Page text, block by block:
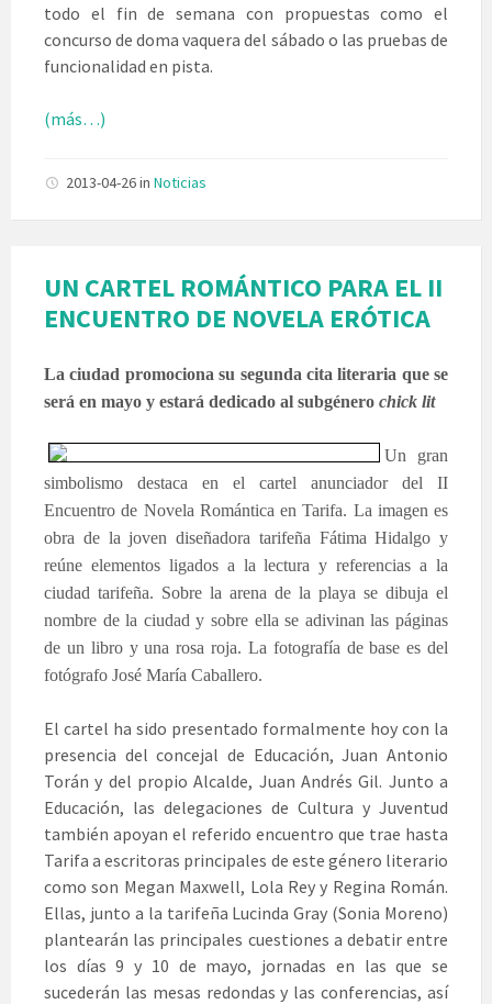
todo el fin de semana con propuestas como el
concurso de doma vaquera del sábado o las pruebas de
funcionalidad en pista.
(más…)
2013-04-26in Noticias
UN CARTEL ROMÁNTICO PARA EL II
ENCUENTRO DE NOVELA ERÓTICA
La ciudad promociona su segunda cita literaria que se
será en mayo y estará dedicado al subgénero chick lit
Un gran
simbolismo destaca en el cartel anunciador del II
Encuentro de Novela Romántica en Tarifa. La imagen es
obra de la joven diseñadora tarifeña Fátima Hidalgo y
reúne elementos ligados a la lectura y referencias a la
ciudad tarifeña. Sobre la arena de la playa se dibuja el
nombre de la ciudad y sobre ella se adivinan las páginas
de un libro y una rosa roja. La fotografía de base es del
fotógrafo José María Caballero.
El cartel ha sido presentado formalmente hoy con la
presencia del concejal de Educación, Juan Antonio
Torán y del propio Alcalde, Juan Andrés Gil. Junto a
Educación, las delegaciones de Cultura y Juventud
también apoyan el referido encuentro que trae hasta
Tarifa a escritoras principales de este género literario
como son Megan Maxwell, Lola Rey y Regina Román.
Ellas, junto a la tarifeña Lucinda Gray (Sonia Moreno)
plantearán las principales cuestiones a debatir entre
los días 9 y 10 de mayo, jornadas en las que se
sucederán las mesas redondas y las conferencias, así